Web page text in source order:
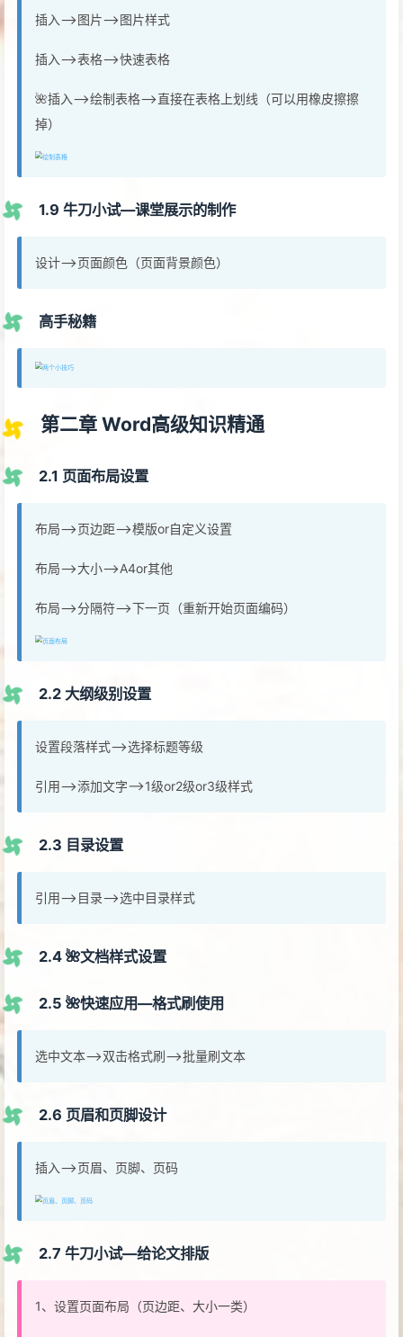
插入—>图片—>图片样式
插入—>表格—>快速表格
🌺插入—>绘制表格—>直接在表格上划线（可以用橡皮擦擦
掉）
1.9 牛刀小试—课堂展示的制作
设计—>页面颜色（页面背景颜色）
高手秘籍
第二章 Word高级知识精通
2.1 页面布局设置
布局—>页边距—>模版or自定义设置
布局—>大小—>A4or其他
布局—>分隔符—>下一页（重新开始页面编码）
2.2 大纲级别设置
设置段落样式—>选择标题等级
引用—>添加文字—>1级or2级or3级样式
2.3 目录设置
引用—>目录—>选中目录样式
2.4 🌺文档样式设置
2.5 🌺快速应用—格式刷使用
选中文本—>双击格式刷—>批量刷文本
2.6 页眉和页脚设计
插入—>页眉、页脚、页码
2.7 牛刀小试—给论文排版
1、设置页面布局（页边距、大小一类）